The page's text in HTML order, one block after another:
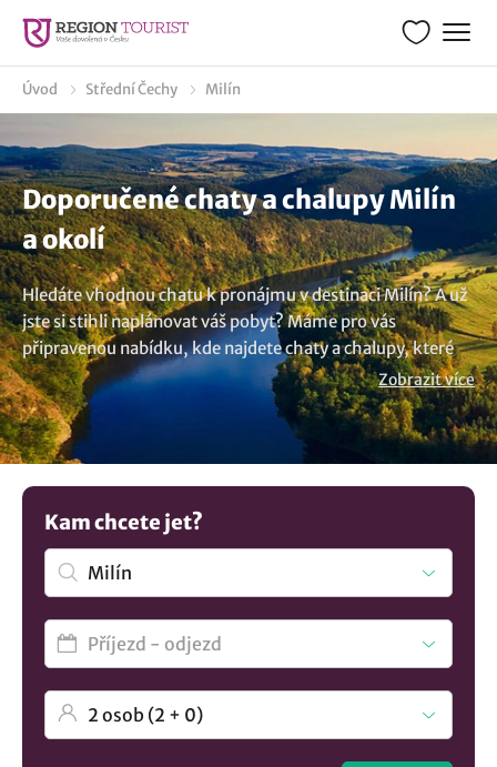
Úvod Střední Čechy Milín
Doporučené chaty a chalupy Milín
a okolí
Hledáte vhodnou chatu k pronájmu v destinaci Milín? A už
jste si stihli naplánovat váš pobyt? Máme pro vás
připravenou nabídku, kde najdete chaty a chalupy, které
nabízíme k pronájmu. Na našem turistickém portálu
najdete vše od malých útulných chatiček, luxusních chat
až po romantické chalupy a rustikální roubenky. U nás
najdete objekty, který si můžete pronajmout jako celý
objekt a nabídnou vám potřebný prostor a soukromí.
Naplánujte si dovolenou na chatě nebo chalupě v lokalitě
Milín, kde na vás čeká úžasné prostředí a pohodová
atmosféra. Užijte si báječný pobyt třeba na luxusní chalupě
nebo roubenné chatě a dopřejte si neopakovatelnou
atmosféru. Vyberte si roubenku nebo třeba glamping, tree
house, tiny house, maringotku nebo mobilheim podle
vašich představ. Nenašli jste co hledáte? Koukněte na
všechnaubytování v lokalitě Milín..
Zobrazit více
Kam chcete jet?